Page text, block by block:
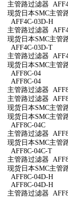
主管路过滤器
现货日本SMC主管
AFF4C-03D-H
主管路过滤器
现货日本SMC主管
AFF4C-03D-T
主管路过滤器
现货日本SMC主管
AFF8C-04
AFF8C-04
主管路过滤器
主管路过滤器
现货日本SMC主管
现货日本SMC主管
AFF8C-04C
主管路过滤器
现货日本SMC主管
AFF8C-04C-T
主管路过滤器
现货日本SMC主管
AFF8C-04D-H
AFF8C-04D-H
主管路过滤器